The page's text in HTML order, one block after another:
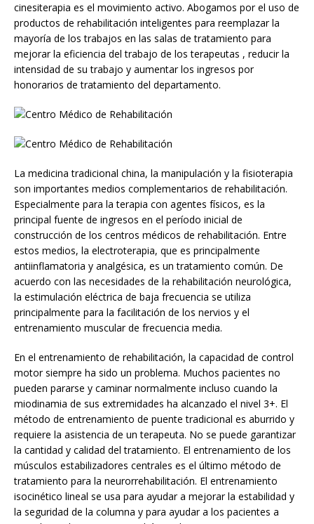
cinesiterapia es el movimiento activo. Abogamos por el uso de
productos de rehabilitación inteligentes para reemplazar la
mayoría de los trabajos en las salas de tratamiento para
mejorar la eficiencia del trabajo de los terapeutas , reducir la
intensidad de su trabajo y aumentar los ingresos por
honorarios de tratamiento del departamento.
La medicina tradicional china, la manipulación y la fisioterapia
son importantes medios complementarios de rehabilitación.
Especialmente para la terapia con agentes físicos, es la
principal fuente de ingresos en el período inicial de
construcción de los centros médicos de rehabilitación. Entre
estos medios, la electroterapia, que es principalmente
antiinflamatoria y analgésica, es un tratamiento común. De
acuerdo con las necesidades de la rehabilitación neurológica,
la estimulación eléctrica de baja frecuencia se utiliza
principalmente para la facilitación de los nervios y el
entrenamiento muscular de frecuencia media.
En el entrenamiento de rehabilitación, la capacidad de control
motor siempre ha sido un problema. Muchos pacientes no
pueden pararse y caminar normalmente incluso cuando la
miodinamia de sus extremidades ha alcanzado el nivel 3+. El
método de entrenamiento de puente tradicional es aburrido y
requiere la asistencia de un terapeuta. No se puede garantizar
la cantidad y calidad del tratamiento. El entrenamiento de los
músculos estabilizadores centrales es el último método de
tratamiento para la neurorrehabilitación. El entrenamiento
isocinético lineal se usa para ayudar a mejorar la estabilidad y
la seguridad de la columna y para ayudar a los pacientes a